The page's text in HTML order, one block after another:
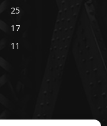
25
17
11